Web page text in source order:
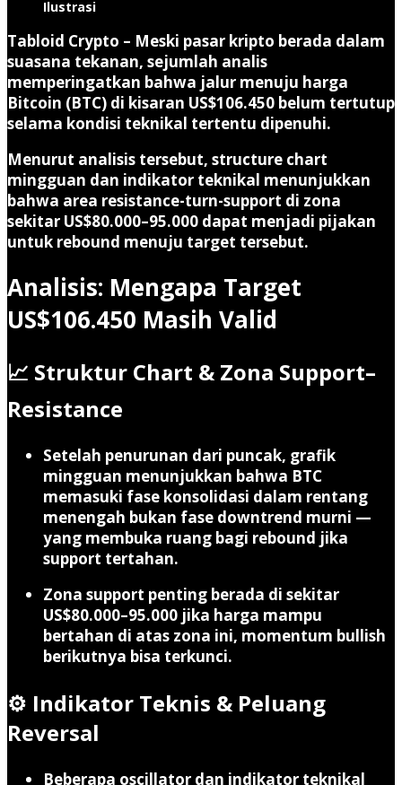
Ilustrasi
Tabloid Crypto – Meski pasar kripto berada dalam
suasana tekanan, sejumlah analis
memperingatkan bahwa jalur menuju harga
Bitcoin (BTC) di kisaran US$106.450 belum tertutup
selama kondisi teknikal tertentu dipenuhi.
Menurut analisis tersebut, structure chart
mingguan dan indikator teknikal menunjukkan
bahwa area resistance-turn-support di zona
sekitar US$80.000–95.000 dapat menjadi pijakan
untuk rebound menuju target tersebut.
Analisis: Mengapa Target
US$106.450 Masih Valid
📈 Struktur Chart & Zona Support–
Resistance
Setelah penurunan dari puncak, grafik
mingguan menunjukkan bahwa BTC
memasuki fase konsolidasi dalam rentang
menengah bukan fase downtrend murni —
yang membuka ruang bagi rebound jika
support tertahan.
Zona support penting berada di sekitar
US$80.000–95.000 jika harga mampu
bertahan di atas zona ini, momentum bullish
berikutnya bisa terkunci.
⚙️ Indikator Teknis & Peluang
Reversal
Beberapa oscillator dan indikator teknikal